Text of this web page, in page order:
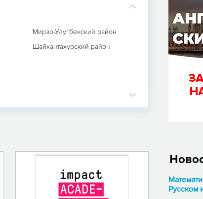
Мирзо-Улугбекский район
Шайхантахурский район
Русском